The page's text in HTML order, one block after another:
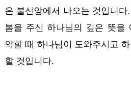
은 불신앙에서 나오는 것입니
봄을 주신 하나님의 깊은 뜻을
약할 때 하나님이 도와주시고
할 것입니다.